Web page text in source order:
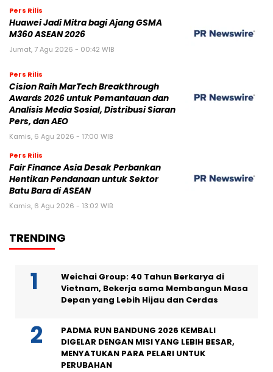
Pers Rilis
Huawei Jadi Mitra bagi Ajang GSMA
M360 ASEAN 2026
Jumat, 7 Agu 2026 - 00:42 WIB
Pers Rilis
Cision Raih MarTech Breakthrough
Awards 2026 untuk Pemantauan dan
Analisis Media Sosial, Distribusi Siaran
Pers, dan AEO
Kamis, 6 Agu 2026 - 17:00 WIB
Pers Rilis
Fair Finance Asia Desak Perbankan
Hentikan Pendanaan untuk Sektor
Batu Bara di ASEAN
Kamis, 6 Agu 2026 - 13:02 WIB
TRENDING
Weichai Group: 40 Tahun Berkarya di
Vietnam, Bekerja sama Membangun Masa
Depan yang Lebih Hijau dan Cerdas
PADMA RUN BANDUNG 2026 KEMBALI
DIGELAR DENGAN MISI YANG LEBIH BESAR,
MENYATUKAN PARA PELARI UNTUK
PERUBAHAN